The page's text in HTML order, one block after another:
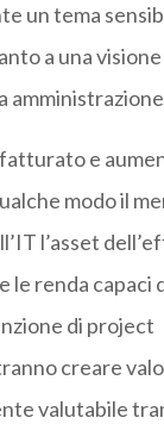
un tema
a una visione
e
modo il
l’asset
le renda capaci
di project
creare
valutabile